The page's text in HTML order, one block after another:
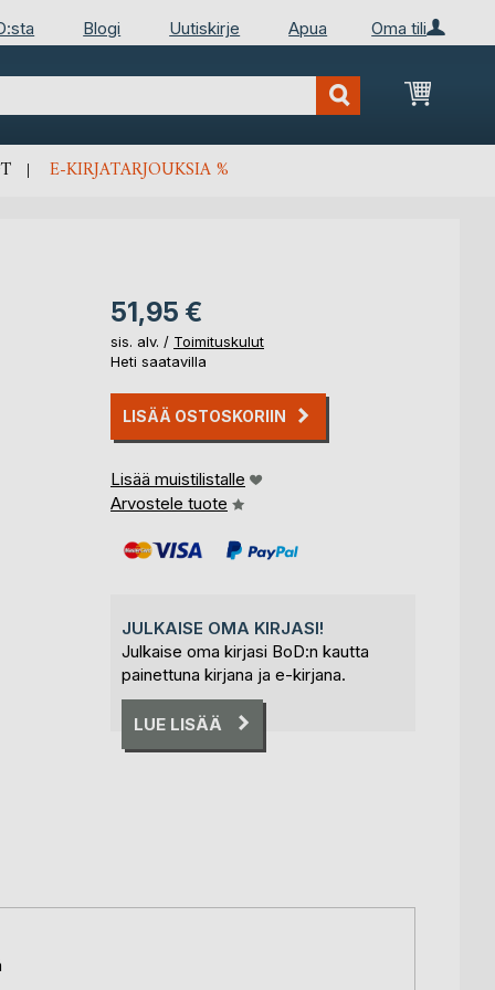
Oma tili
Blogi Uutiskirje Apua
E-KIRJATARJOUKSIA %
51,95 €
sis. alv. / Toimituskulut
Heti saatavilla
LISÄÄ OSTOSKORIIN
Lisää muistilistalle
Arvostele tuote
JULKAISE OMA KIRJASI!
Julkaise oma kirjasi BoD:n kautta
painettuna kirjana ja e-kirjana.
LUE LISÄÄ